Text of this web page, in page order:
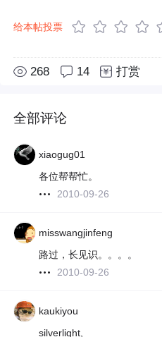
给本帖投票
268 14 打赏
全部评论
xiaogug01
各位帮帮忙。
2010-09-26
misswangjinfeng
路过，长见识。。。。
2010-09-26
kaukiyou
silverlight,